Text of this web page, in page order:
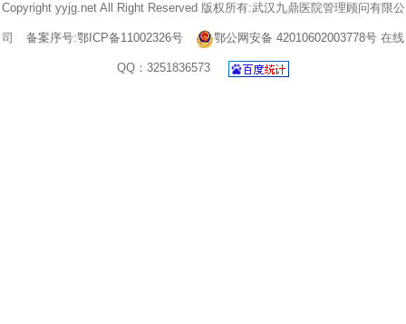
Copyright yyjg.net All Right Reserved 版权所有:武汉九鼎医院管理顾问有限公
司 备案序号:鄂ICP备11002326号 鄂公网安备 42010602003778号 在线
QQ：3251836573